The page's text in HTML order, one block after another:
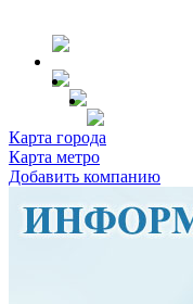
Карта города
Карта метро
Добавить компанию